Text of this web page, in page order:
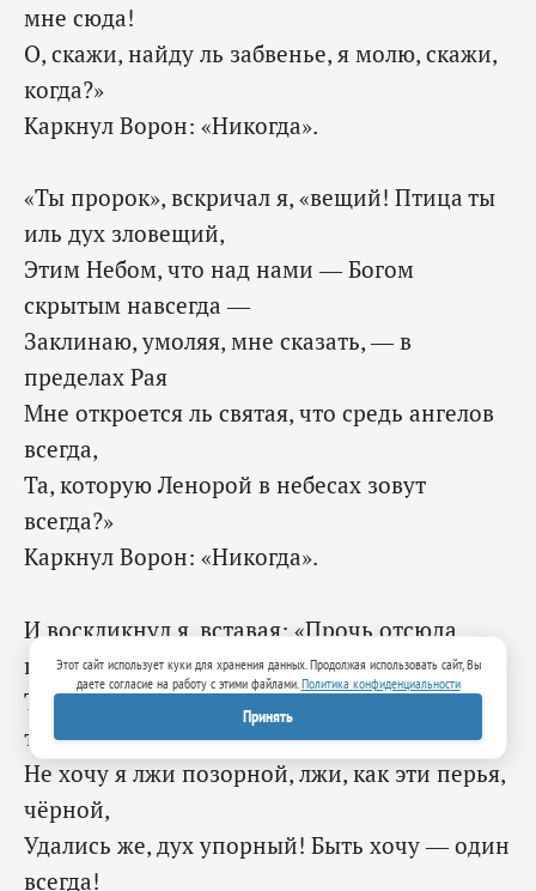
мне сюда!
О, скажи, найду ль забвенье, я молю, скажи,
когда?»
Каркнул Ворон: «Никогда».
«Ты пророк», вскричал я, «вещий! Птица ты
иль дух зловещий,
Этим Небом, что над нами — Богом
скрытым навсегда —
Заклинаю, умоляя, мне сказать, — в
пределах Рая
Мне откроется ль святая, что средь ангелов
всегда,
Та, которую Ленорой в небесах зовут
всегда?»
‎Каркнул Ворон: «Никогда».
И воскликнул я, вставая: «Прочь отсюда,
птица злая!
Ты из царства тьмы и бури, — уходи опять
туда,
Не хочу я лжи позорной, лжи, как эти перья,
чёрной,
Удались же, дух упорный! Быть хочу — один
всегда!
Этот сайт использует куки для хранения данных. Продолжая использовать сайт, Вы
даете согласие на работу с этими файлами.Политика конфиденциальности
Принять